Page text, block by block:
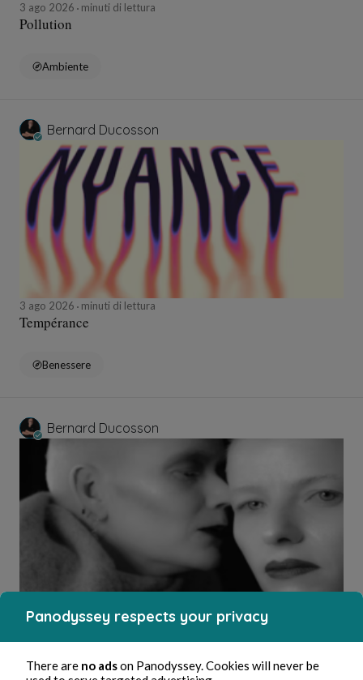
3 ago 2026 minuti di lettura
Pollution
Ambiente
Bernard Ducosson
3 ago 2026 minuti di lettura
Tempérance
Benessere
Bernard Ducosson
Affabulateurs
Istruzione
Panodyssey respects your privacy
There are no adson Panodyssey. Cookies will never be